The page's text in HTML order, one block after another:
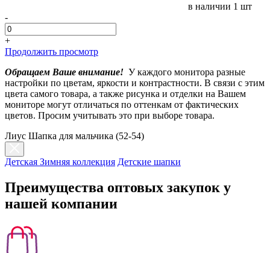
в наличии 1 шт
-
+
Продолжить просмотр
Обращаем Ваше внимание! У каждого монитора разные
настройки по цветам, яркости и контрастности. В связи с этим
цвета самого товара, а также рисунка и отделки на Вашем
мониторе могут отличаться по оттенкам от фактических
цветов. Просим учитывать это при выборе товара.
Лиус Шапка для мальчика (52-54)
Детская Зимняя коллекция Детские шапки
Преимущества оптовых закупок у
нашей компании